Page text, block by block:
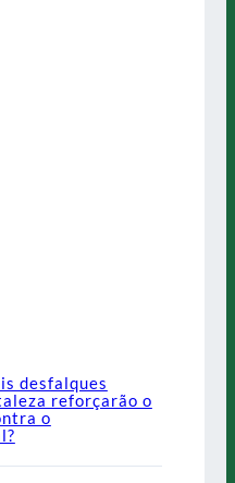
desfalques
reforçarão o
o